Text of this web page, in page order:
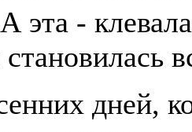
эта -
дней,